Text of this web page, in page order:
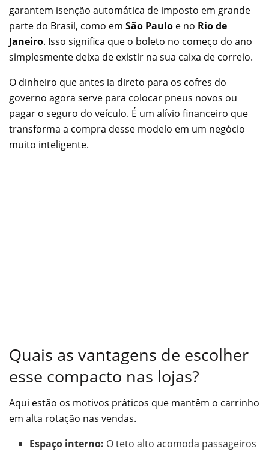
garantem isenção automática de imposto em grande
parte do Brasil, como em São Paulo e no Rio de
Janeiro. Isso significa que o boleto no começo do ano
simplesmente deixa de existir na sua caixa de correio.
O dinheiro que antes ia direto para os cofres do
governo agora serve para colocar pneus novos ou
pagar o seguro do veículo. É um alívio financeiro que
transforma a compra desse modelo em um negócio
muito inteligente.
Quais as vantagens de escolher
esse compacto nas lojas?
Aqui estão os motivos práticos que mantêm o carrinho
em alta rotação nas vendas.
Espaço interno: O teto alto acomoda passageiros